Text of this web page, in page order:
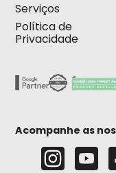
Serviços
Política de
Privacidade
Acompanhe as